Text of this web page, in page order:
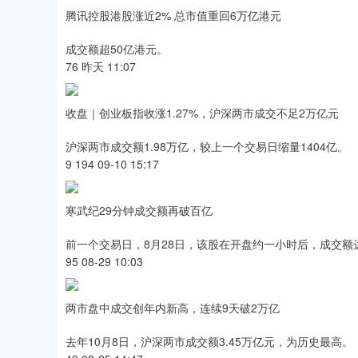
腾讯控股港股涨近2% 总市值重回6万亿港元
成交额超50亿港元。
76 昨天 11:07
收盘｜创业板指收涨1.27%，沪深两市成交不足2万亿元
沪深两市成交额1.98万亿，较上一个交易日缩量1404亿。
9 194 09-10 15:17
寒武纪29分钟成交额再破百亿
前一个交易日，8月28日，该股在开盘约一小时后，成交额
95 08-29 10:03
两市盘中成交创年内新高，连续9天破2万亿
去年10月8日，沪深两市成交额3.45万亿元，为历史最高。